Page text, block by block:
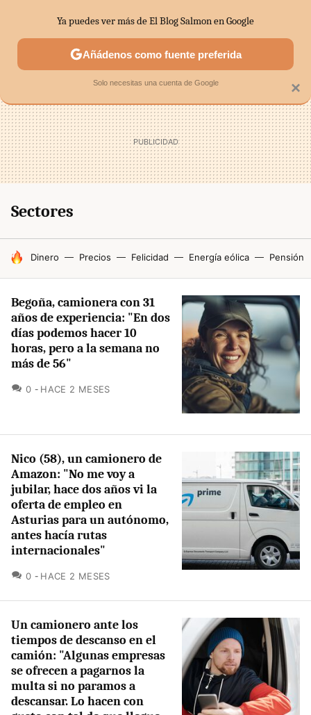
SECTORES ECONOMÍA DOMÉSTICA MERCADOS
Sectores
HOY SE HABLA DE
Dinero Precios Felicidad Energía eólica Pensión
Begoña, camionera con 31
años de experiencia: "En dos
días podemos hacer 10
horas, pero a la semana no
más de 56"
0 COMENTARIOS
HACE 2 MESES
Nico (58), un camionero de
Amazon: "No me voy a
jubilar, hace dos años vi la
oferta de empleo en
Asturias para un autónomo,
antes hacía rutas
internacionales"
0 COMENTARIOS
HACE 2 MESES
Un camionero ante los
tiempos de descanso en el
camión: "Algunas empresas
se ofrecen a pagarnos la
multa si no paramos a
descansar. Lo hacen con
×
Ya puedes ver más de El Blog Salmon en Google
Añádenos como fuente preferida
Solo necesitas una cuenta de Google